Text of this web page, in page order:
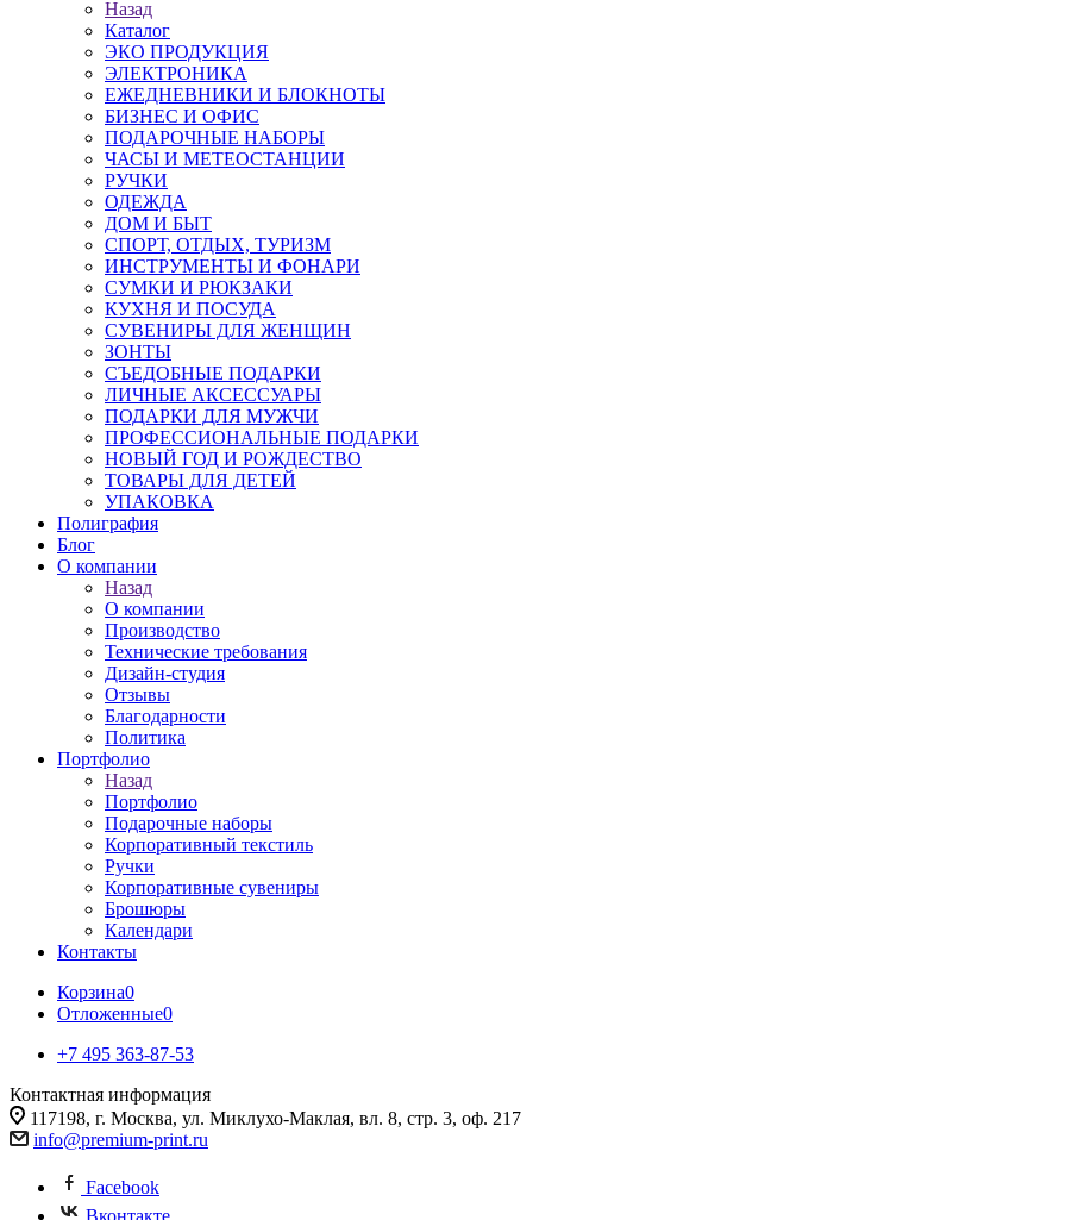
Назад
Каталог
ЭКО ПРОДУКЦИЯ
ЭЛЕКТРОНИКА
ЕЖЕДНЕВНИКИ И БЛОКНОТЫ
БИЗНЕС И ОФИС
ПОДАРОЧНЫЕ НАБОРЫ
ЧАСЫ И МЕТЕОСТАНЦИИ
РУЧКИ
ОДЕЖДА
ДОМ И БЫТ
СПОРТ, ОТДЫХ, ТУРИЗМ
ИНСТРУМЕНТЫ И ФОНАРИ
СУМКИ И РЮКЗАКИ
КУХНЯ И ПОСУДА
СУВЕНИРЫ ДЛЯ ЖЕНЩИН
ЗОНТЫ
СЪЕДОБНЫЕ ПОДАРКИ
ЛИЧНЫЕ АКСЕССУАРЫ
ПОДАРКИ ДЛЯ МУЖЧИ
ПРОФЕССИОНАЛЬНЫЕ ПОДАРКИ
НОВЫЙ ГОД И РОЖДЕСТВО
ТОВАРЫ ДЛЯ ДЕТЕЙ
УПАКОВКА
Полиграфия
Блог
О компании
Назад
О компании
Производство
Технические требования
Дизайн-студия
Отзывы
Благодарности
Политика
Портфолио
Назад
Портфолио
Подарочные наборы
Корпоративный текстиль
Ручки
Корпоративные сувениры
Брошюры
Календари
Контакты
Корзина0
Отложенные0
+7 495 363-87-53
Контактная информация
117198, г. Москва, ул. Миклухо-Маклая, вл. 8, стр. 3, оф. 217
info@premium-print.ru
Facebook
Вконтакте